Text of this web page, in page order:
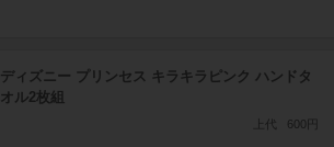
ディズニー プリンセス キラキラピンク ハンドタ
オル2枚組
上代 600円